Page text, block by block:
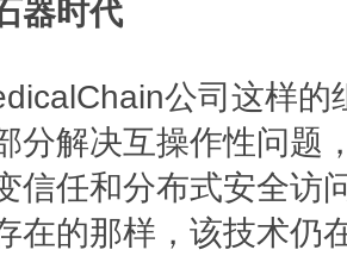
器时代
公司这样
分解决互操作性问题
信任和分布式安全访
在的那样，该技术仍